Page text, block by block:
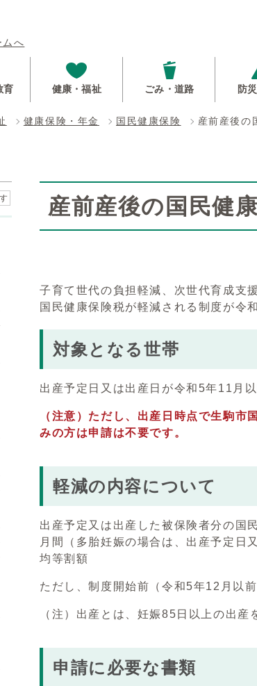
ムへ
育 健康・福祉 ごみ・道路 防
健康保険・年金 国民健康保険 産前産後の
産前産後の国民健
子育て世代の負担軽減、次世代育成支
国民健康保険税が軽減される制度が令
対象となる世帯
出産予定日又は出産日が令和5年11月
（注意）ただし、出産日時点で生駒
みの方は申請は不要です。
軽減の内容について
出産予定又は出産した被保険者分の国
月間（多胎妊娠の場合は、出産予定日
均等割額
ただし、制度開始前（令和5年12月以
（注）出産とは、妊娠85日以上の出
申請に必要な書類